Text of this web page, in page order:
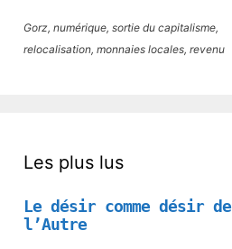
Gorz, numérique, sortie du capitalisme,
relocalisation, monnaies locales, revenu
Les plus lus
Le désir comme désir de
l’Autre